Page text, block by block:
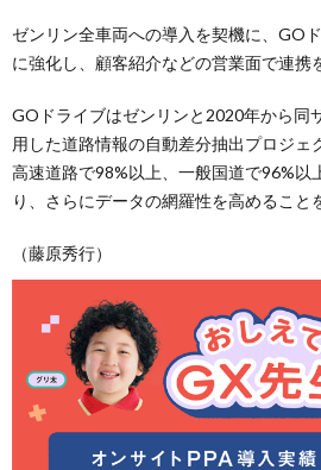
ゼンリン全車両への導入を契機に、GO
に強化し、顧客紹介などの営業面で連携
GOドライブはゼンリンと2020年から同
用した道路情報の自動差分抽出プロジェ
高速道路で98%以上、一般国道で96%以
り、さらにデータの網羅性を高めること
（藤原秀行）